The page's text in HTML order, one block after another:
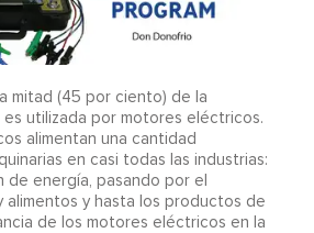
mitad (45 por ciento) de la
utilizada por motores eléctricos.
alimentan una cantidad
en casi todas las industrias:
de energía, pasando por el
alimentos y hasta los productos de
de los motores eléctricos en la